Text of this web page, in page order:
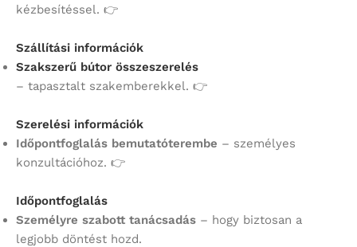
kézbesítéssel. 👉
Szállítási információk
Szakszerű bútor összeszerelés
– tapasztalt szakemberekkel. 👉
Szerelési információk
Időpontfoglalás bemutatóterembe – személyes
konzultációhoz. 👉
Időpontfoglalás
Személyre szabott tanácsadás – hogy biztosan a
legjobb döntést hozd.